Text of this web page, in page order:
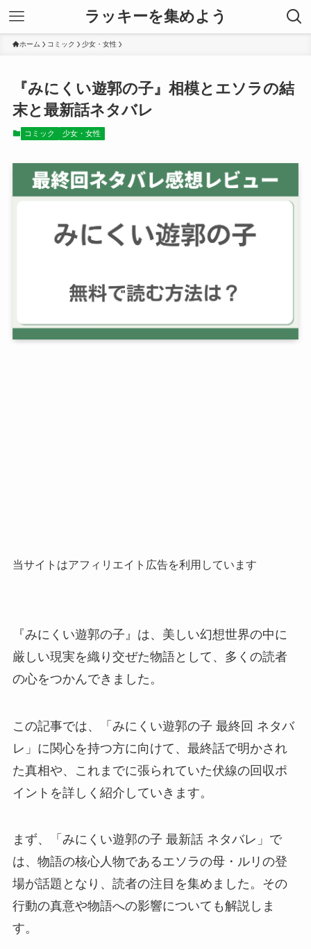
ラッキーを集めよう
ホーム コミック 少女・女性
『みにくい遊郭の子』相模とエソラの結
末と最新話ネタバレ
コミック 少女・女性
当サイトはアフィリエイト広告を利用しています
『みにくい遊郭の子』は、美しい幻想世界の中に
厳しい現実を織り交ぜた物語として、多くの読者
の心をつかんできました。
この記事では、「みにくい遊郭の子 最終回 ネタバ
レ」に関心を持つ方に向けて、最終話で明かされ
た真相や、これまでに張られていた伏線の回収ポ
イントを詳しく紹介していきます。
まず、「みにくい遊郭の子 最新話 ネタバレ」で
は、物語の核心人物であるエソラの母・ルリの登
場が話題となり、読者の注目を集めました。その
行動の真意や物語への影響についても解説しま
す。